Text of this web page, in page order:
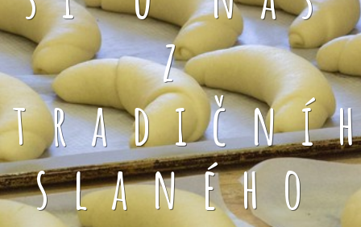
z
slaného